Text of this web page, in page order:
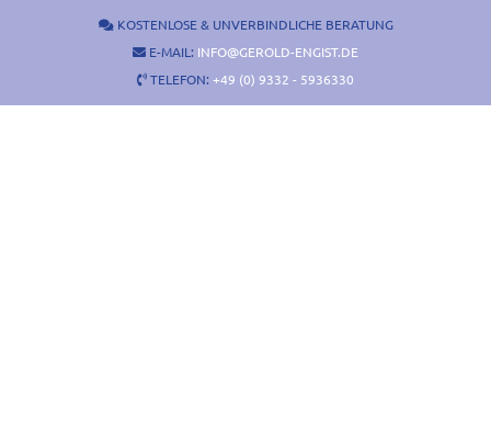
KOSTENLOSE & UNVERBINDLICHE BERATUNG
E-MAIL: INFO@GEROLD-ENGIST.DE
TELEFON: +49 (0) 9332 - 5936330